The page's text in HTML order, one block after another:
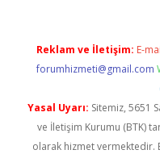
Reklam ve İletişim: E-
forumhizmeti@gmail.com
Yasal Uyarı: Sitemiz, 5651
ve İletişim Kurumu (BTK)
olarak hizmet